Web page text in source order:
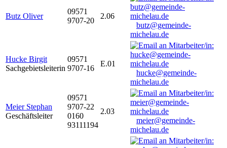
Butz Oliver
09571
9707-20
2.06
butz@gemeinde-
michelau.de
Hucke Birgit
Sachgebietsleiterin
09571
9707-16
E.01
hucke@gemeinde-
michelau.de
Meier Stephan
Geschäftsleiter
09571
9707-22
0160
93111194
2.03
meier@gemeinde-
michelau.de